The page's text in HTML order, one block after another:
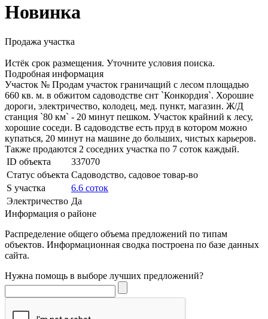
Новинка
Продажа участка
Истёк срок размещения. Уточните условия поиска.
Подробная информация
Участок № Продам участок граничащий с лесом площадью
660 кв. м. в обжитом садоводстве снт `Конкордия`. Хорошие
дороги, электричество, колодец, мед. пункт, магазин. Ж/Д
станция `80 км` - 20 минут пешком. Участок крайний к лесу,
хорошие соседи. В садоводстве есть пруд в котором можно
купаться, 20 минут на машине до больших, чистых карьеров.
Также продаются 2 соседних участка по 7 соток каждый.
ID объекта
337070
Статус объекта Садоводство, садовое товар-во
S участка
6.6 соток
Электричество Да
Информация о районе
Распределение общего объема предложений по типам
объектов. Информационная сводка построена по базе данных
сайта.
Нужна помощь в выборе лучших предложений?